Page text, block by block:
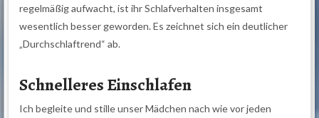
regelmäßig aufwacht, ist ihr Schlafverhalten insgesamt
wesentlich besser geworden. Es zeichnet sich ein deutlicher
„Durchschlaftrend“ ab.
Schnelleres Einschlafen
Ich begleite und stille unser Mädchen nach wie vor jeden